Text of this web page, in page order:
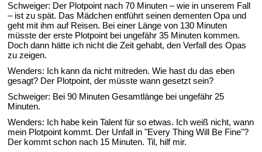
Schweiger: Der Plotpoint nach 70 Minuten – wie in unserem Fall
– ist zu spät. Das Mädchen entführt seinen dementen Opa und
geht mit ihm auf Reisen. Bei einer Länge von 130 Minuten
müsste der erste Plotpoint bei ungefähr 35 Minuten kommen.
Doch dann hätte ich nicht die Zeit gehabt, den Verfall des Opas
zu zeigen.
Wenders: Ich kann da nicht mitreden. Wie hast du das eben
gesagt? Der Plotpoint, der müsste wann gesetzt sein?
Schweiger: Bei 90 Minuten Gesamtlänge bei ungefähr 25
Minuten.
Wenders: Ich habe kein Talent für so etwas. Ich weiß nicht, wann
mein Plotpoint kommt. Der Unfall in "Every Thing Will Be Fine"?
Der kommt schon nach 15 Minuten. Til, hilf mir.